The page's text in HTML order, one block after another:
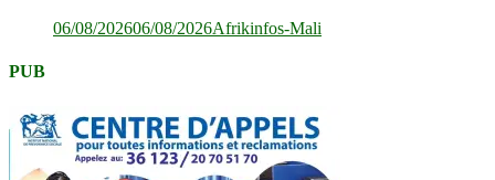
06/08/202606/08/2026Afrikinfos-Mali
PUB